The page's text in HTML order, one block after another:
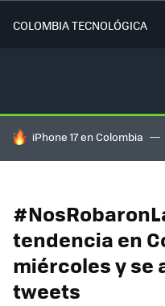
COLOMBIA TECNOLÓGICA
HOY SE HABLA DE
iPhone 17 en Colombia
tendencia en
miércoles y se
tweets